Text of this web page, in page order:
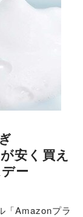
安く買え
ー
「Amazonプラ